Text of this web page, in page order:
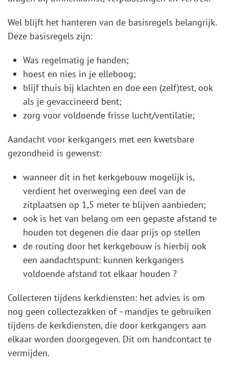
Wel blijft het hanteren van de basisregels belangrijk.
Deze basisregels zijn:
Was regelmatig je handen;
hoest en nies in je elleboog;
blijf thuis bij klachten en doe een (zelf)test, ook
als je gevaccineerd bent;
zorg voor voldoende frisse lucht/ventilatie;
Aandacht voor kerkgangers met een kwetsbare
gezondheid is gewenst:
wanneer dit in het kerkgebouw mogelijk is,
verdient het overweging een deel van de
zitplaatsen op 1,5 meter te blijven aanbieden;
ook is het van belang om een gepaste afstand te
houden tot degenen die daar prijs op stellen
de routing door het kerkgebouw is hierbij ook
een aandachtspunt: kunnen kerkgangers
voldoende afstand tot elkaar houden ?
Collecteren tijdens kerkdiensten: het advies is om
nog geen collectezakken of –mandjes te gebruiken
tijdens de kerkdiensten, die door kerkgangers aan
elkaar worden doorgegeven. Dit om handcontact te
vermijden.